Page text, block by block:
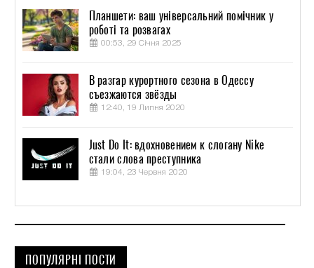
Планшети: ваш універсальний помічник у
роботі та розвагах
00:53, 29 Січня 2025
В разгар курортного сезона в Одессу
съезжаются звёзды
12:40, 19 Липня 2020
Just Do It: вдохновением к слогану Nike
стали слова преступника
19:04, 23 Червня 2020
ПОПУЛЯРНІ ПОСТИ